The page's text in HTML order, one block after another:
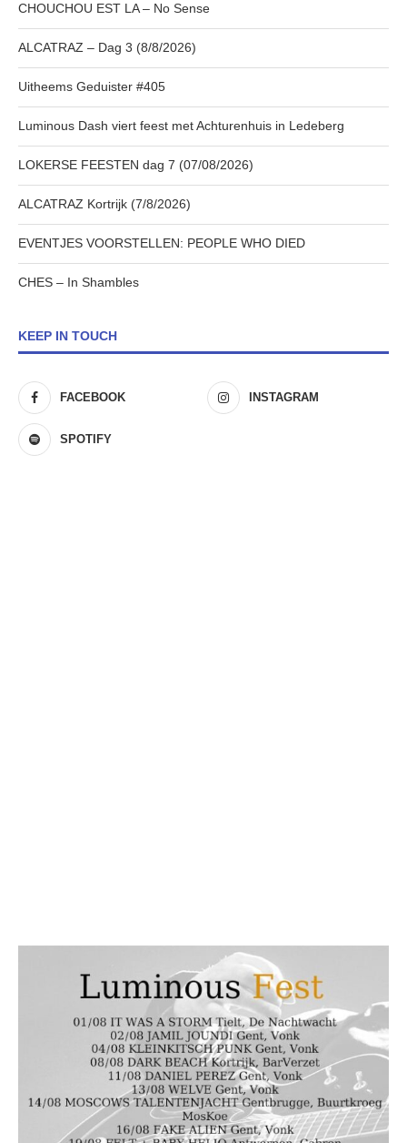
CHOUCHOU EST LA – No Sense
ALCATRAZ – Dag 3 (8/8/2026)
Uitheems Geduister #405
Luminous Dash viert feest met Achturenhuis in Ledeberg
LOKERSE FEESTEN dag 7 (07/08/2026)
ALCATRAZ Kortrijk (7/8/2026)
EVENTJES VOORSTELLEN: PEOPLE WHO DIED
CHES – In Shambles
KEEP IN TOUCH
FACEBOOK INSTAGRAM
SPOTIFY